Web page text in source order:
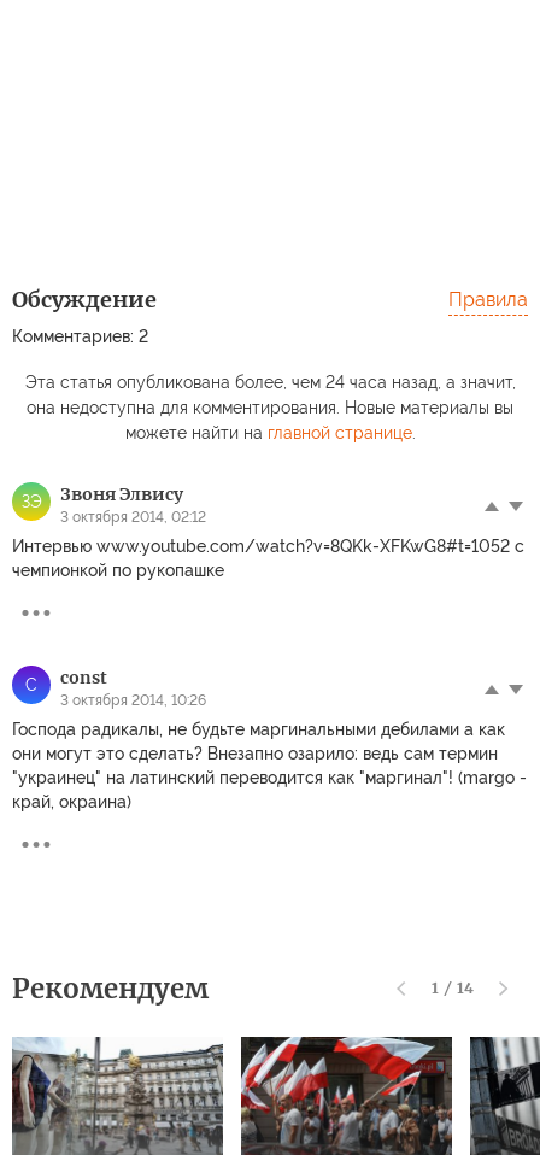
Обсуждение
Комментариев: 2
Правила
Эта статья опубликована более, чем 24 часа назад, а значит,
она недоступна для комментирования. Новые материалы вы
можете найти на главной странице.
ЗЭ Звоня Элвису
3 октября 2014, 02:12
Интервью www.youtube.com/watch?v=8QKk-XFKwG8#t=1052 с
чемпионкой по рукопашке
C const
3 октября 2014, 10:26
Господа радикалы, не будьте маргинальными дебилами а как
они могут это сделать? Внезапно озарило: ведь сам термин
"украинец" на латинский переводится как "маргинал"! (margo -
край, окраина)
Рекомендуем 1 / 14